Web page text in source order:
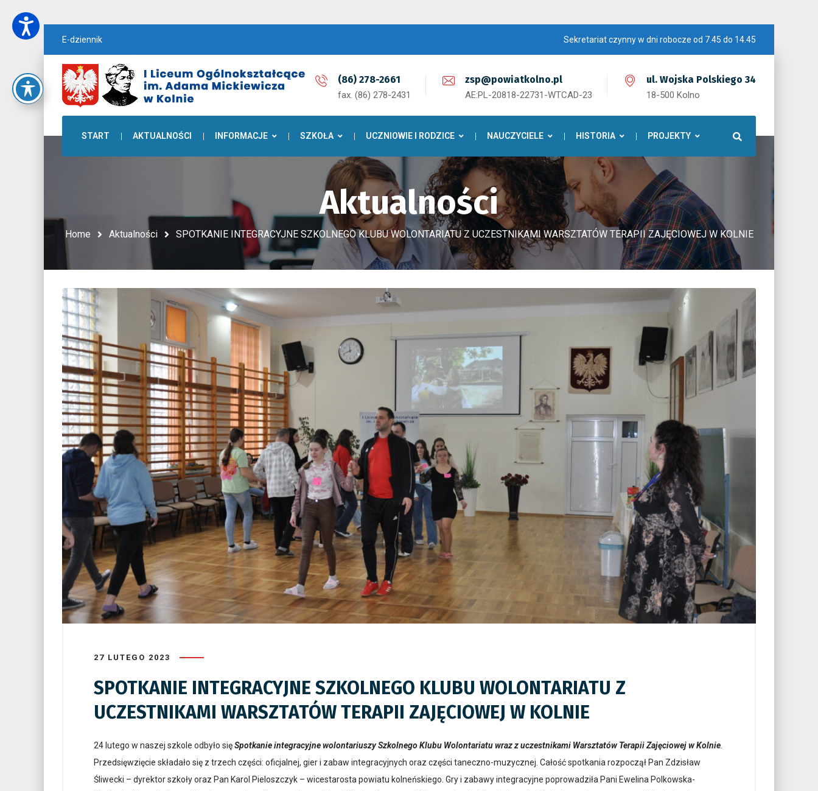
E-dziennik Sekretariat czynny w dni robocze od 7.45 do 14.45
(86) 278-2661
fax. (86) 278-2431
zsp@powiatkolno.pl
AE:PL-20818-22731-WTCAD-23
ul. Wojska Polskiego 34
18-500 Kolno
START AKTUALNOŚCI INFORMACJE SZKOŁA UCZNIOWIE I RODZICE NAUCZYCIELE HISTORIA PROJEKTY
Aktualności
Home Aktualności SPOTKANIE INTEGRACYJNE SZKOLNEGO KLUBU WOLONTARIATU Z UCZESTNIKAMI WARSZTATÓW TERAPII ZAJĘCIOWEJ W KOLNIE
27 LUTEGO 2023
SPOTKANIE INTEGRACYJNE SZKOLNEGO KLUBU WOLONTARIATU Z
UCZESTNIKAMI WARSZTATÓW TERAPII ZAJĘCIOWEJ W KOLNIE
24 lutego w naszej szkole odbyło sięSpotkanie integracyjne wolontariuszy Szkolnego Klubu Wolontariatu wraz z uczestnikami Warsztatów Terapii Zajęciowej w Kolnie
Przedsięwzięcie składało się z trzech części: oficjalnej, gier i zabaw integracyjnych oraz części taneczno-muzycznej. Całość spotkania rozpoczął Pan Zdzisław
Śliwecki – dyrektor szkoły oraz Pan Karol Pieloszczyk – wicestarosta powiatu kolneńskiego. Gry i zabawy integracyjne poprowadziła Pani Ewelina Polkowska-